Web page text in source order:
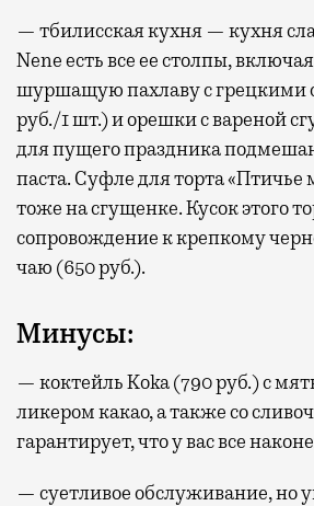
— тбилисская кухня — кухня
Nene есть все ее столпы,
шуршащую пахлаву с грецкими
руб./1 шт.) и орешки с вареной
для пущего праздника
паста. Суфле для торта «Птичье
тоже на сгущенке. Кусок этого
сопровождение к крепкому
чаю (650 руб.).
Минусы:
— коктейль Koka (790 руб.) с
ликером какао, а также со
гарантирует, что у вас все
— суетливое обслуживание, но